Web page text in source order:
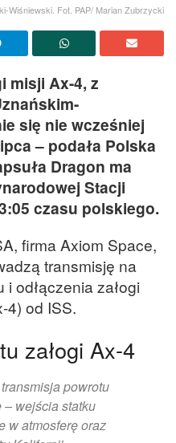
Wiśniewski. Fot. PAP/ Marian Zubrzycki
misji Ax-4, z
się nie wcześniej
– podała Polska
Dragon ma
Stacji
czasu polskiego.
firma Axiom Space,
transmisję na
odłączenia załogi
4) od ISS.
załogi Ax-4
powrotu
– wejścia statku
w atmosferę oraz